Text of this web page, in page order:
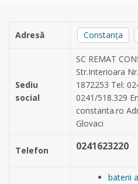
Adresă Constanța
Sediu
social
SC REMAT
Str.Interioara
1872253 Tel:
0241/518.329
constanta.ro
Glovaci
Telefon 0241623220
baterii